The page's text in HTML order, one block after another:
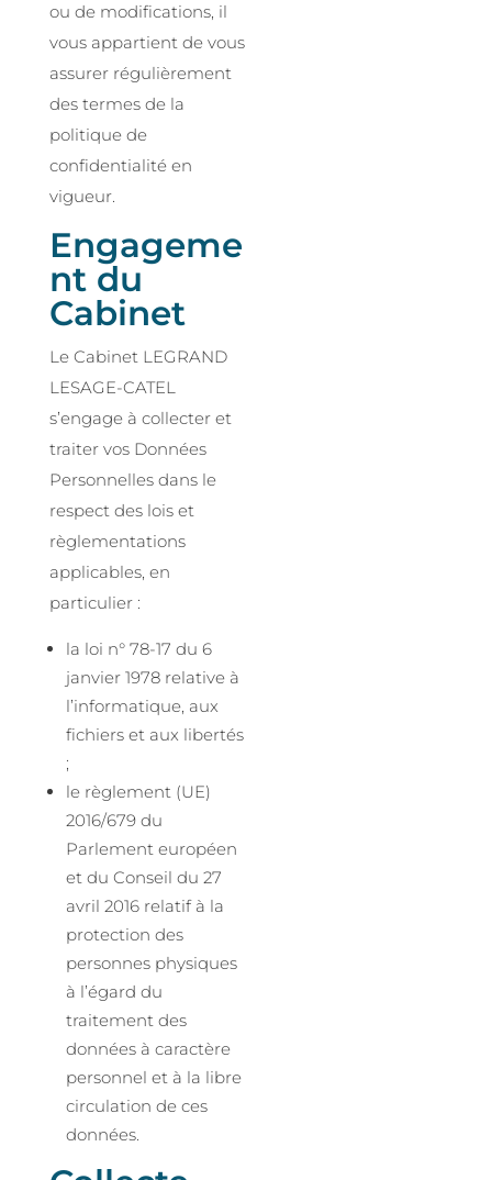
ou de modifications, il
vous appartient de vous
assurer régulièrement
des termes de la
politique de
confidentialité en
vigueur.
Engageme
nt du
Cabinet
Le Cabinet LEGRAND
LESAGE-CATEL
s’engage à collecter et
traiter vos Données
Personnelles dans le
respect des lois et
règlementations
applicables, en
particulier :
la loi n° 78-17 du 6
janvier 1978 relative à
l’informatique, aux
fichiers et aux libertés
;
le règlement (UE)
2016/679 du
Parlement européen
et du Conseil du 27
avril 2016 relatif à la
protection des
personnes physiques
à l’égard du
traitement des
données à caractère
personnel et à la libre
circulation de ces
données.